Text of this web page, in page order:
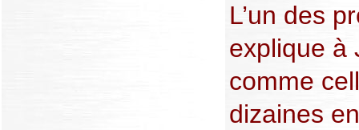
L’un des
explique à
comme
dizaines